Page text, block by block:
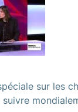
sur les